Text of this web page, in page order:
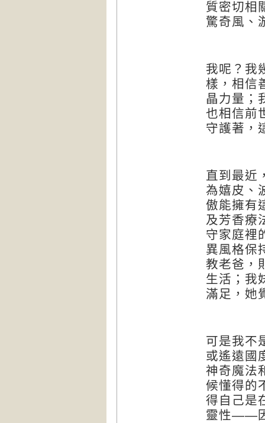
質密切相
驚奇風、
我呢？我
樣，相信
晶力量；
也相信前
守護著，
直到最近
為嬉皮、
傲能擁有
及芳香療
守家庭裡
異風格保
教老爸，
生活；我
滿足，她
可是我不
或遙遠國
神奇魔法
候懂得的
得自己是
靈性——